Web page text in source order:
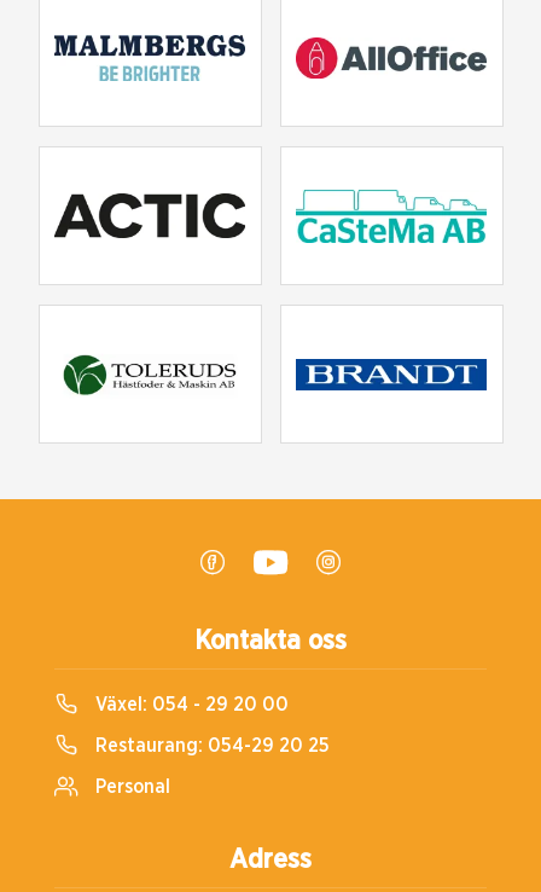
Kontakta oss
Växel: 054 - 29 20 00
Restaurang: 054-29 20 25
Personal
Adress